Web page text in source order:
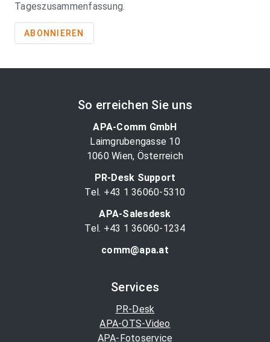
Tageszusammenfassung.
ABONNIEREN
So erreichen Sie uns
APA-Comm GmbH
Laimgrubengasse 10
1060 Wien, Österreich
PR-Desk Support
Tel. +43 1 36060-5310
APA-Salesdesk
Tel. +43 1 36060-1234
comm@apa.at
Services
PR-Desk
APA-OTS-Video
APA-Fotoservice